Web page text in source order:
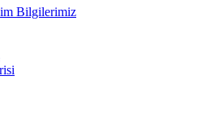
Bilgilerimiz